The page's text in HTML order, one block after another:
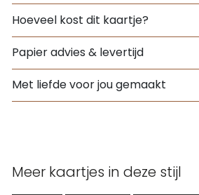
Hoeveel kost dit kaartje?
Papier advies & levertijd
Met liefde voor jou gemaakt
Meer kaartjes in deze stijl